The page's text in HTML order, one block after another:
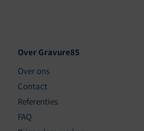
Over Gravure85
Over ons
Contact
Referenties
FAQ